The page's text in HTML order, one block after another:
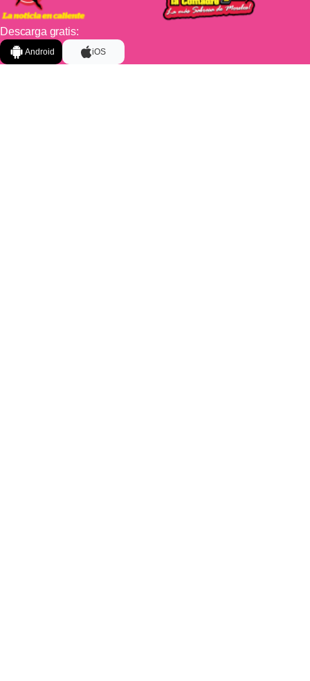
Descarga gratis:
Android iOS